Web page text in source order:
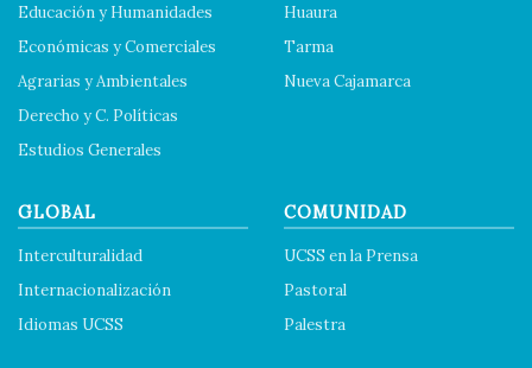
Educación y Humanidades
Económicas y Comerciales
Agrarias y Ambientales
Derecho y C. Políticas
Estudios Generales
Huaura
Tarma
Nueva Cajamarca
GLOBAL
Interculturalidad
Internacionalización
Idiomas UCSS
COMUNIDAD
UCSS en la Prensa
Pastoral
Palestra